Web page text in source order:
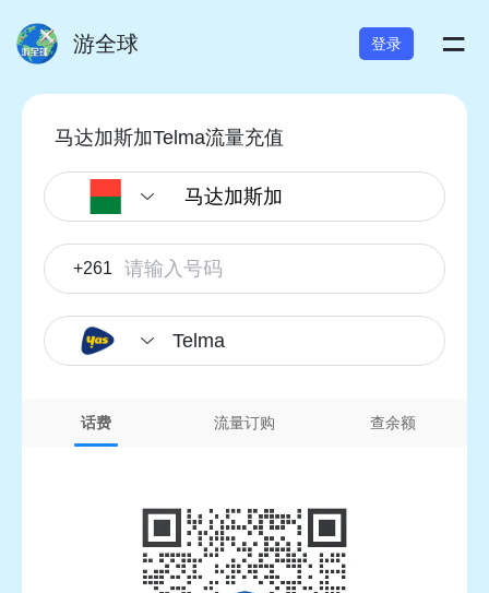
游全球 登录 =
马达加斯加Telma流量充值
+261
Telma
话费 流量订购 查余额